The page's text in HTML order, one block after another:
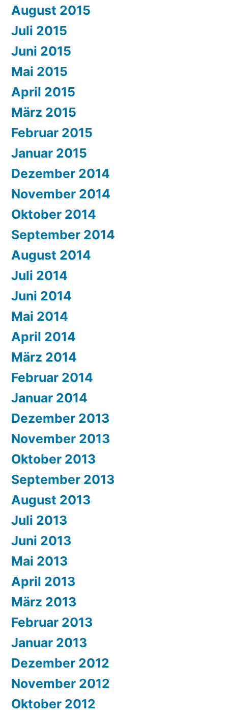
August 2015
Juli 2015
Juni 2015
Mai 2015
April 2015
März 2015
Februar 2015
Januar 2015
Dezember 2014
November 2014
Oktober 2014
September 2014
August 2014
Juli 2014
Juni 2014
Mai 2014
April 2014
März 2014
Februar 2014
Januar 2014
Dezember 2013
November 2013
Oktober 2013
September 2013
August 2013
Juli 2013
Juni 2013
Mai 2013
April 2013
März 2013
Februar 2013
Januar 2013
Dezember 2012
November 2012
Oktober 2012